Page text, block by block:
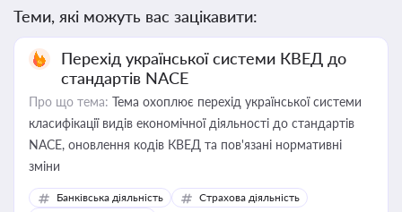
Теми, які можуть вас зацікавити:
Перехід української системи КВЕД до
стандартів NACE
Про що тема: Тема охоплює перехід української системи
класифікації видів економічної діяльності до стандартів
NACE, оновлення кодів КВЕД та пов'язані нормативні
зміни
Банківська діяльність
Страхова діяльність